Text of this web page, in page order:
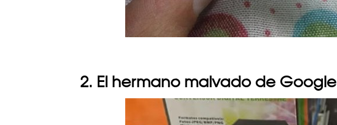
2. El hermano malvado de Google